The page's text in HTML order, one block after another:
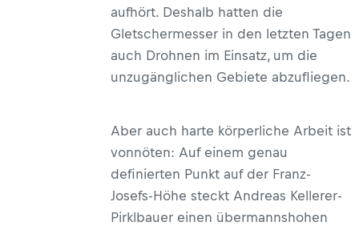
aufhört. Deshalb hatten die
Gletschermesser in den letzten Tagen
auch Drohnen im Einsatz, um die
unzugänglichen Gebiete abzufliegen.
Aber auch harte körperliche Arbeit ist
vonnöten: Auf einem genau
definierten Punkt auf der Franz-
Josefs-Höhe steckt Andreas Kellerer-
Pirklbauer einen übermannshohen